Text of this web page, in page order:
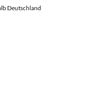
Deutschland